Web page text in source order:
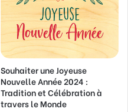
Souhaiter une Joyeuse
Nouvelle Année 2024 :
Tradition et Célébration à
travers le Monde